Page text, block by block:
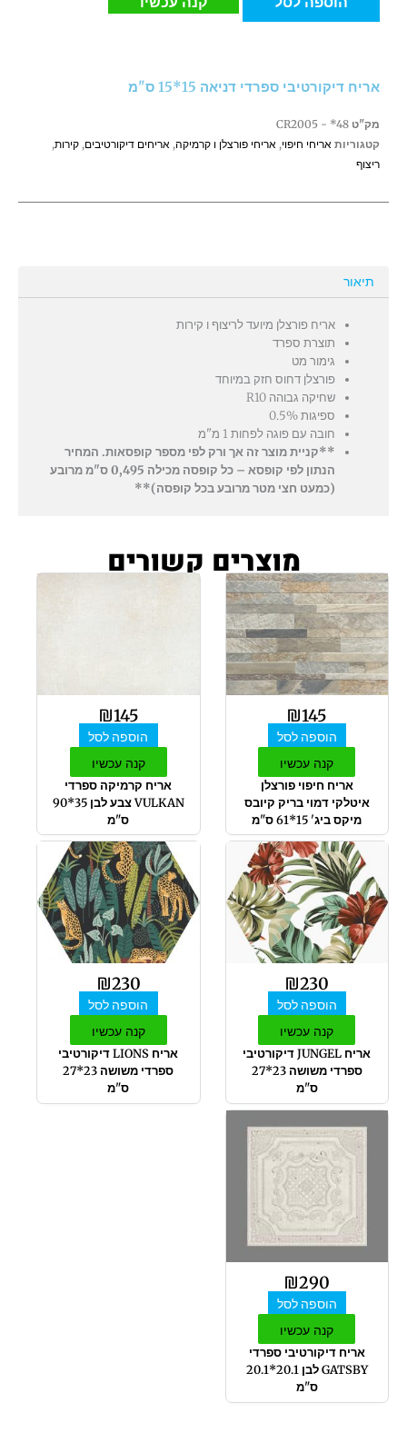
דיקורטיבי
ס"מ
אריח דיקורטיבי ספרדי דניאה 15*15 ס"מ
מק"ט CR2005 - *48
קטגוריות אריחי חיפוי, אריחי פורצלן ו קרמיקה, אריחים דיקורטיבים, קירות,
ריצוף
תיאור
אריח פורצלן מיועד לריצוף ו קירות
תוצרת ספרד
גימור מט
פורצלן דחוס חזק במיוחד
שחיקה גבוהה R10
ספיגות 0.5%
חובה עם פוגה לפחות 1 מ"מ
**קניית מוצר זה אך ורק לפי מספר קופסאות. המחיר
הנתון לפי קופסא – כל קופסה מכילה 0,495 ס"מ מרובע
(כמעט חצי מטר מרובע בכל קופסה)**
מוצרים קשורים
₪145
הוספה לסל
קנה עכשיו
אריח חיפוי פורצלן
איטלקי דמוי בריק קיובס
מיקס ביג' 15*61 ס"מ
₪145
הוספה לסל
קנה עכשיו
אריח קרמיקה ספרדי
VULKAN צבע לבן 35*90
ס"מ
₪230
הוספה לסל
קנה עכשיו
אריח JUNGEL דיקורטיבי
ספרדי משושה 23*27
ס"מ
₪230
הוספה לסל
קנה עכשיו
אריח LIONS דיקורטיבי
ספרדי משושה 23*27
ס"מ
₪290
הוספה לסל
קנה עכשיו
אריח דיקורטיבי ספרדי
GATSBY לבן 20.1*20.1
ס"מ